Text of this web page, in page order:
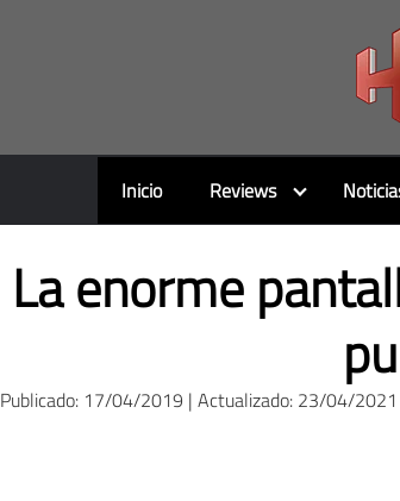
Inicio Reviews
La enorme
Publicado: 17/04/2019 | Actualizado: 23/04/2021